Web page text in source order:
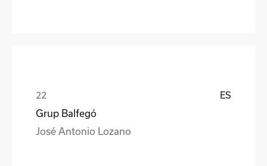
ES
Grup Balfegó
José Antonio Lozano